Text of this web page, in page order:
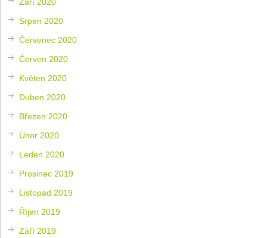
Srpen 2020
Červenec 2020
Červen 2020
Květen 2020
Duben 2020
Březen 2020
Únor 2020
Leden 2020
Prosinec 2019
Listopad 2019
Říjen 2019
Září 2019